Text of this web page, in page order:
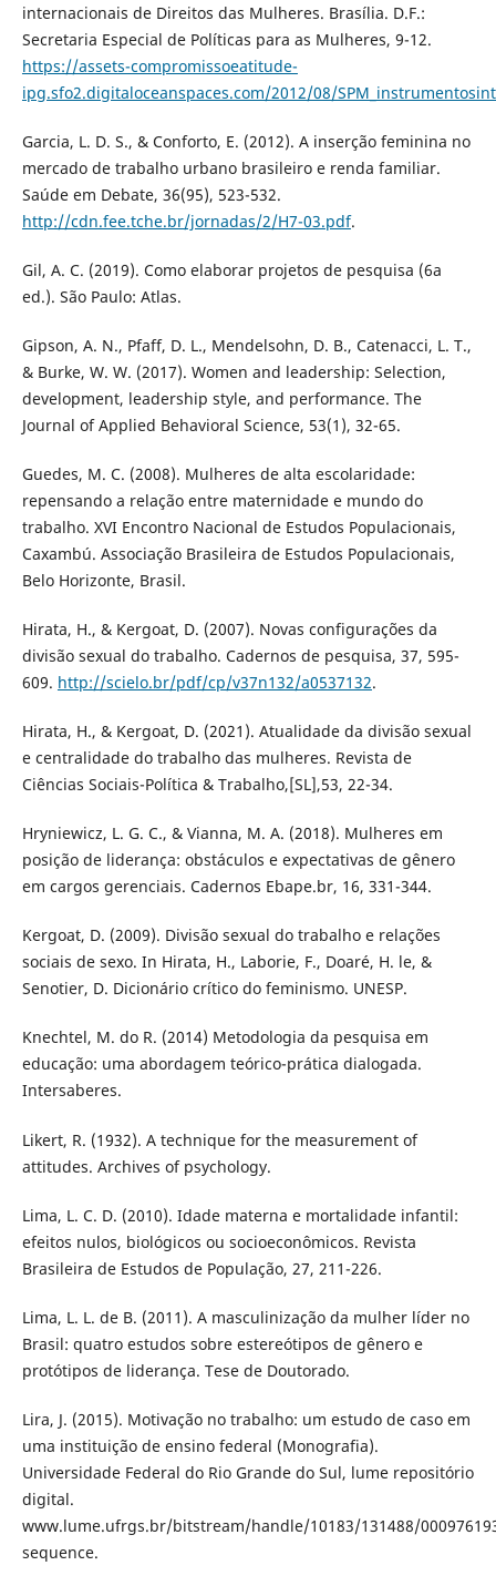
internacionais de Direitos das Mulheres. Brasília. D.F.:
Secretaria Especial de Políticas para as Mulheres, 9-12.
https://assets-compromissoeatitude-
ipg.sfo2.digitaloceanspaces.com/2012/08/
Garcia, L. D. S., & Conforto, E. (2012). A inserção feminina no
mercado de trabalho urbano brasileiro e renda familiar.
Saúde em Debate, 36(95), 523-532.
http://cdn.fee.tche.br/jornadas/2/H7-03.pdf.
Gil, A. C. (2019). Como elaborar projetos de pesquisa (6a
ed.). São Paulo: Atlas.
Gipson, A. N., Pfaff, D. L., Mendelsohn, D. B., Catenacci, L. T.,
& Burke, W. W. (2017). Women and leadership: Selection,
development, leadership style, and performance. The
Journal of Applied Behavioral Science, 53(1), 32-65.
Guedes, M. C. (2008). Mulheres de alta escolaridade:
repensando a relação entre maternidade e mundo do
trabalho. XVI Encontro Nacional de Estudos Populacionais,
Caxambú. Associação Brasileira de Estudos Populacionais,
Belo Horizonte, Brasil.
Hirata, H., & Kergoat, D. (2007). Novas configurações da
divisão sexual do trabalho. Cadernos de pesquisa, 37, 595-
609. http://scielo.br/pdf/cp/v37n132/a0537132.
Hirata, H., & Kergoat, D. (2021). Atualidade da divisão sexual
e centralidade do trabalho das mulheres. Revista de
Ciências Sociais-Política & Trabalho,[SL],53, 22-34.
Hryniewicz, L. G. C., & Vianna, M. A. (2018). Mulheres em
posição de liderança: obstáculos e expectativas de gênero
em cargos gerenciais. Cadernos Ebape.br, 16, 331-344.
Kergoat, D. (2009). Divisão sexual do trabalho e relações
sociais de sexo. In Hirata, H., Laborie, F., Doaré, H. le, &
Senotier, D. Dicionário crítico do feminismo. UNESP.
Knechtel, M. do R. (2014) Metodologia da pesquisa em
educação: uma abordagem teórico-prática dialogada.
Intersaberes.
Likert, R. (1932). A technique for the measurement of
attitudes. Archives of psychology.
Lima, L. C. D. (2010). Idade materna e mortalidade infantil:
efeitos nulos, biológicos ou socioeconômicos. Revista
Brasileira de Estudos de População, 27, 211-226.
Lima, L. L. de B. (2011). A masculinização da mulher líder no
Brasil: quatro estudos sobre estereótipos de gênero e
protótipos de liderança. Tese de Doutorado.
Lira, J. (2015). Motivação no trabalho: um estudo de caso em
uma instituição de ensino federal (Monografia).
Universidade Federal do Rio Grande do Sul, lume repositório
digital.
www.lume.ufrgs.br/bitstream/handle/10183/131488/
sequence.